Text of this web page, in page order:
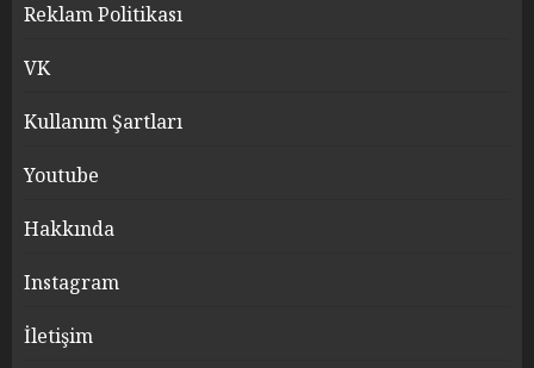
Reklam Politikası
VK
Kullanım Şartları
Youtube
Hakkında
Instagram
İletişim